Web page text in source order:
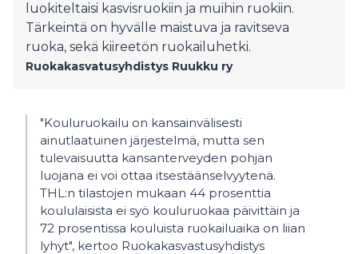
luokiteltaisi kasvisruokiin ja muihin ruokiin.
Tärkeintä on hyvälle maistuva ja ravitseva
ruoka, sekä kiireetön ruokailuhetki.
Ruokakasvatusyhdistys Ruukku ry
"Kouluruokailu on kansainvälisesti
ainutlaatuinen järjestelmä, mutta sen
tulevaisuutta kansanterveyden pohjan
luojana ei voi ottaa itsestäänselvyytenä.
THL:n tilastojen mukaan 44 prosenttia
koululaisista ei syö kouluruokaa päivittäin ja
72 prosentissa kouluista ruokailuaika on liian
lyhyt", kertoo Ruokakasvastusyhdistys